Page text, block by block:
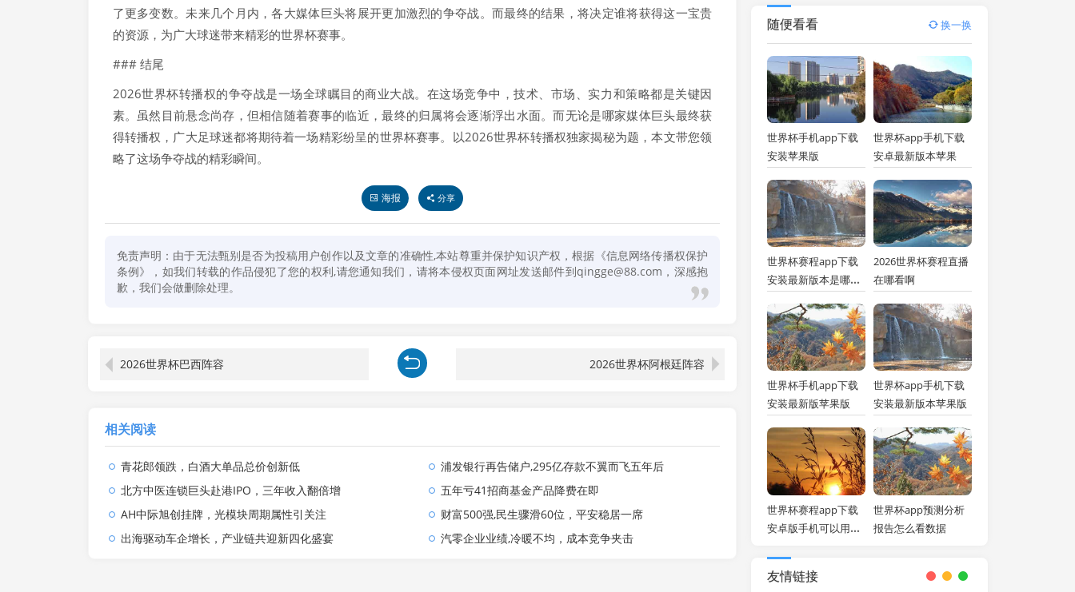
了更多变数。未来几个月内，各大媒体巨头将展开更加激烈的争夺战。而最终的结果，将决定谁将获得这一宝贵
的资源，为广大球迷带来精彩的世界杯赛事。
### 结尾
2026世界杯转播权的争夺战是一场全球瞩目的商业大战。在这场竞争中，技术、市场、实力和策略都是关键因
素。虽然目前悬念尚存，但相信随着赛事的临近，最终的归属将会逐渐浮出水面。而无论是哪家媒体巨头最终获
得转播权，广大足球迷都将期待着一场精彩纷呈的世界杯赛事。以2026世界杯转播权独家揭秘为题，本文带您领
略了这场争夺战的精彩瞬间。
海报 分享
免责声明：由于无法甄别是否为投稿用户创作以及文章的准确性,本站尊重并保护知识产权，根据《信息网络传播权保护
条例》，如我们转载的作品侵犯了您的权利,请您通知我们，请将本侵权页面网址发送邮件到qingge@88.com，深感抱
歉，我们会做删除处理。
2026世界杯巴西阵容 2026世界杯阿根廷阵容
相关阅读
青花郎领跌，白酒大单品总价创新低
浦发银行再告储户,295亿存款不翼而飞五年后
北方中医连锁巨头赴港IPO，三年收入翻倍增
五年亏41招商基金产品降费在即
AH中际旭创挂牌，光模块周期属性引关注
财富500强,民生骤滑60位，平安稳居一席
出海驱动车企增长，产业链共迎新四化盛宴
汽零企业业绩,冷暖不均，成本竞争夹击
随便看看 换一换
世界杯手机app下载
安装苹果版
世界杯app手机下载
安卓最新版本苹果
世界杯赛程app下载
安装最新版本是哪个
2026世界杯赛程直播
在哪看啊
世界杯手机app下载
安装最新版苹果版
世界杯app手机下载
安装最新版本苹果版
世界杯赛程app下载
安卓版手机可以用吗
世界杯app预测分析
报告怎么看数据
友情链接